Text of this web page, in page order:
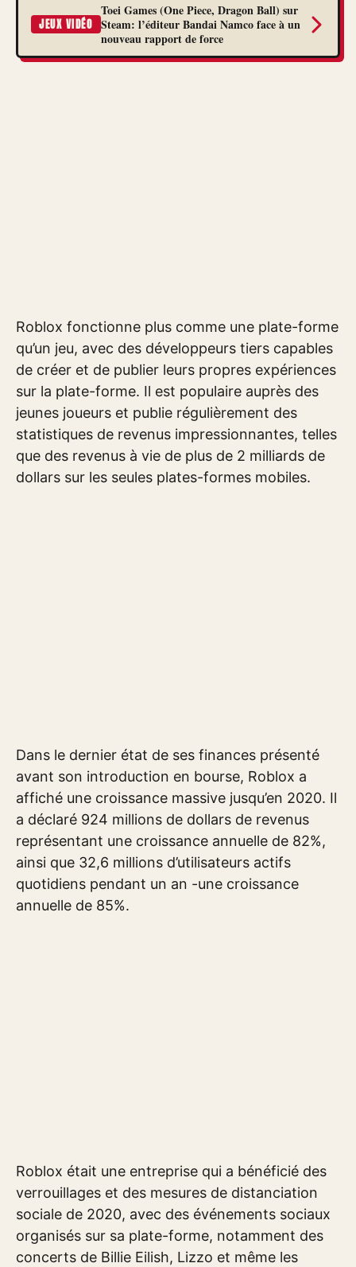
JEUX VIDÉO
Toei Games (One Piece, Dragon Ball) sur
Steam: l’éditeur Bandai Namco face à un
nouveau rapport de force
Roblox fonctionne plus comme une plate-forme
qu’un jeu, avec des développeurs tiers capables
de créer et de publier leurs propres expériences
sur la plate-forme. Il est populaire auprès des
jeunes joueurs et publie régulièrement des
statistiques de revenus impressionnantes, telles
que des revenus à vie de plus de 2 milliards de
dollars sur les seules plates-formes mobiles.
Dans le dernier état de ses finances présenté
avant son introduction en bourse, Roblox a
affiché une croissance massive jusqu’en 2020. Il
a déclaré 924 millions de dollars de revenus
représentant une croissance annuelle de 82%,
ainsi que 32,6 millions d’utilisateurs actifs
quotidiens pendant un an -une croissance
annuelle de 85%.
Roblox était une entreprise qui a bénéficié des
verrouillages et des mesures de distanciation
sociale de 2020, avec des événements sociaux
organisés sur sa plate-forme, notamment des
concerts de Billie Eilish, Lizzo et même les